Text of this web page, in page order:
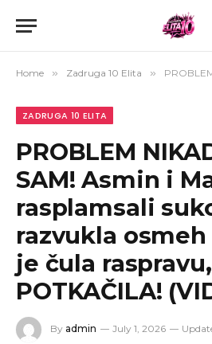
Home » Zadruga 10 Elita » PROBLEM NIKAD NE IDE SAM!
ZADRUGA 10 ELITA
PROBLEM
SAM! Asmin i
rasplamsali
razvukla
je čula
POTKAČILA!
By admin July 1, 2026